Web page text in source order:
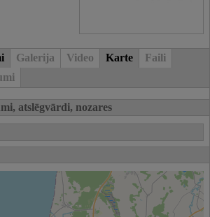
Galerija Video Karte
Faili
atslēgvārdi, nozares